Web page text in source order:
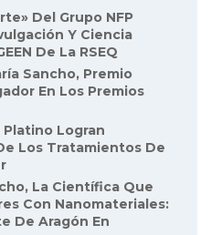
Del Grupo NFP
Y Ciencia
De La RSEQ
Sancho, Premio
En Los Premios
Logran
Los Tratamientos De
La Científica Que
Con Nanomateriales:
De Aragón En